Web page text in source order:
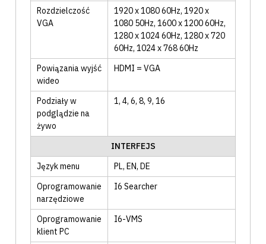
Rozdzielczość
VGA
1920 x 1080 60Hz, 1920 x
1080 50Hz, 1600 x 1200 60Hz,
1280 x 1024 60Hz, 1280 x 720
60Hz, 1024 x 768 60Hz
Powiązania wyjść
wideo
HDMI = VGA
Podziały w
podglądzie na
żywo
1, 4, 6, 8, 9, 16
INTERFEJS
Język menu
PL, EN, DE
Oprogramowanie
narzędziowe
I6 Searcher
Oprogramowanie
klient PC
I6-VMS